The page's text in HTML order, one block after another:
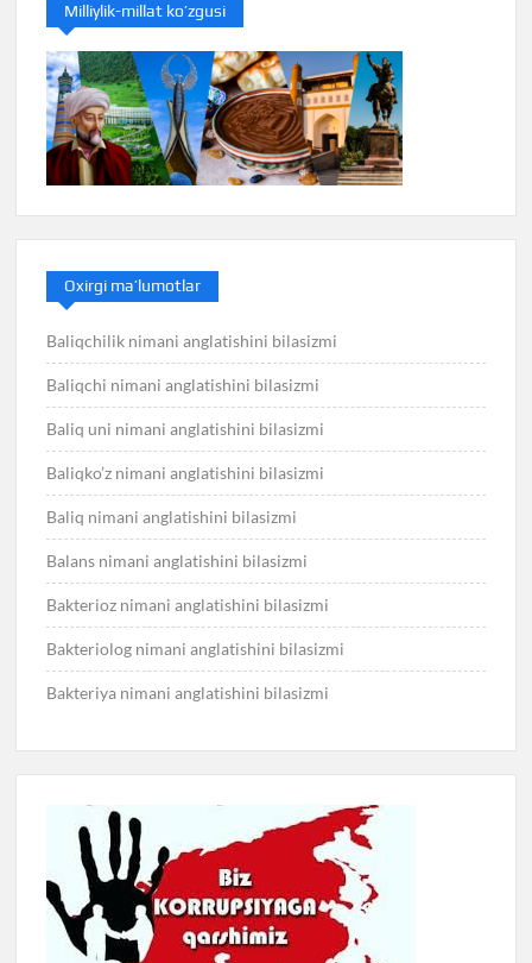
Milliylik-millat ko’zgusi
Oxirgi ma’lumotlar
Baliqchilik nimani anglatishini bilasizmi
Baliqchi nimani anglatishini bilasizmi
Baliq uni nimani anglatishini bilasizmi
Baliqko’z nimani anglatishini bilasizmi
Baliq nimani anglatishini bilasizmi
Balans nimani anglatishini bilasizmi
Bakterioz nimani anglatishini bilasizmi
Bakteriolog nimani anglatishini bilasizmi
Bakteriya nimani anglatishini bilasizmi